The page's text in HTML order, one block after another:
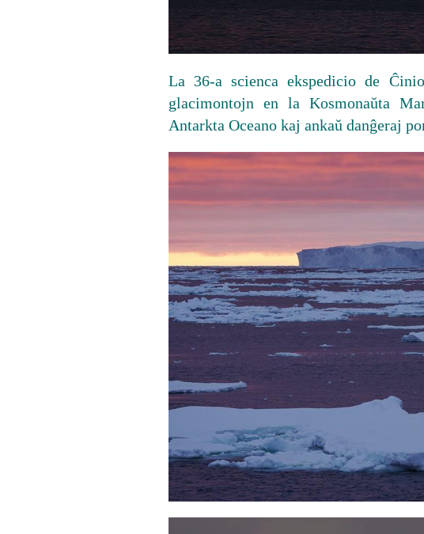
La 36-a scienca ekspedicio de
glacimontojn en la Kosmonaŭta
Antarkta Oceano kaj ankaŭ danĝeraj